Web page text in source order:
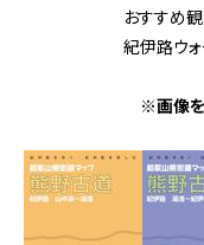
おすすめ観光ウォ
紀伊路ウォーキン
※画像をクリック